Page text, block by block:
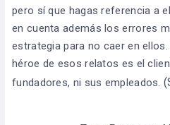
pero sí que hagas referencia a
en cuenta además los errores
estrategia para no caer en
héroe de esos relatos es el
fundadores, ni sus empleados.